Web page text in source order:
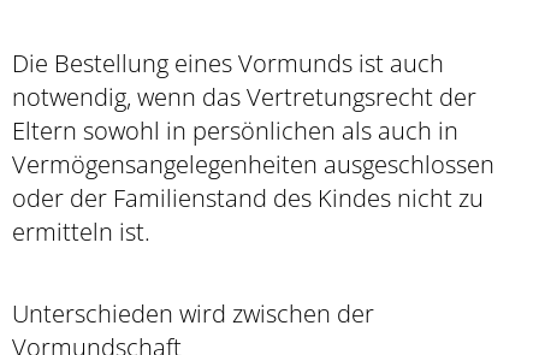
Die Bestellung eines Vormunds ist auch
notwendig, wenn das Vertretungsrecht der
Eltern sowohl in persönlichen als auch in
Vermögensangelegenheiten ausgeschlossen
oder der Familienstand des Kindes nicht zu
ermitteln ist.
Unterschieden wird zwischen der
Vormundschaft